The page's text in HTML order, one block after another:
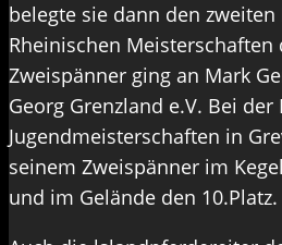
belegte sie dann den
Rheinischen Meisterschaften
Zweispänner ging an Mark
Georg Grenzland e.V. Bei der
Jugendmeisterschaften in
seinem Zweispänner im
und im Gelände den 10.Platz.